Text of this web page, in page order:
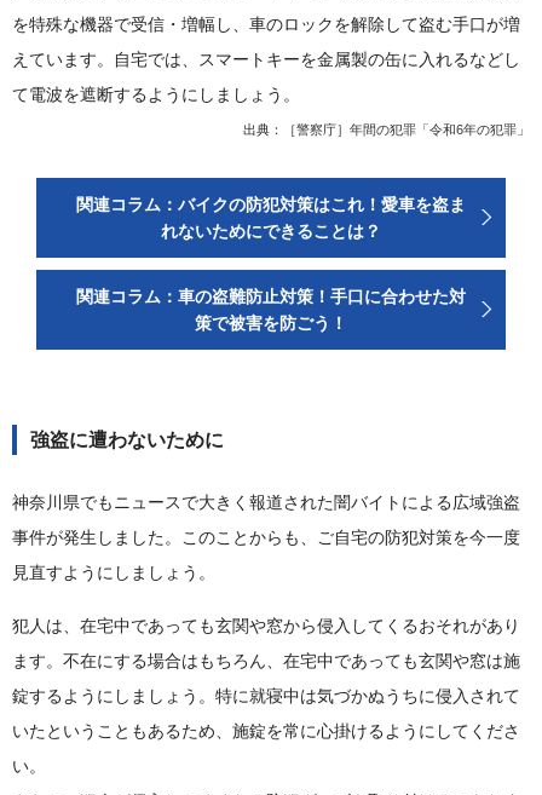
を特殊な機器で受信・増幅し、車のロックを解除して盗む手口が増
えています。自宅では、スマートキーを金属製の缶に入れるなどし
て電波を遮断するようにしましょう。
出典： ［警察庁］年間の犯罪「令和6年の犯罪」
関連コラム：バイクの防犯対策はこれ！愛車を盗ま
れないためにできることは？
関連コラム：車の盗難防止対策！手口に合わせた対
策で被害を防ごう！
強盗に遭わないために
神奈川県でもニュースで大きく報道された闇バイトによる広域強盗
事件が発生しました。このことからも、ご自宅の防犯対策を今一度
見直すようにしましょう。
犯人は、在宅中であっても玄関や窓から侵入してくるおそれがあり
ます。不在にする場合はもちろん、在宅中であっても玄関や窓は施
錠するようにしましょう。特に就寝中は気づかぬうちに侵入されて
いたということもあるため、施錠を常に心掛けるようにしてくださ
い。